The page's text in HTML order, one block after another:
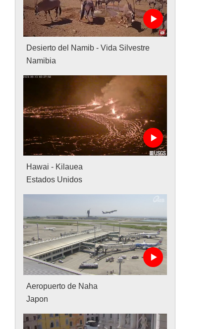
Desierto del Namib - Vida Silvestre
Namibia
Hawai - Kilauea
Estados Unidos
Aeropuerto de Naha
Japon